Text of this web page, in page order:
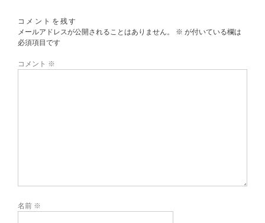
コメントを残す
メールアドレスが公開されることはありません。
※ が付いている欄は
必須項目です
コメント ※
名前 ※